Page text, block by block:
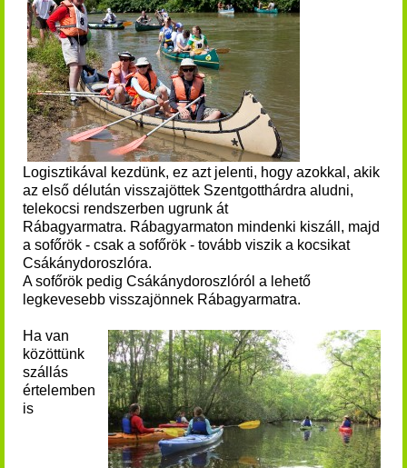
Logisztikával kezdünk, ez azt jelenti, hogy azokkal, akik
az első délután visszajöttek Szentgotthárdra aludni,
telekocsi rendszerben ugrunk át
Rábagyarmatra. Rábagyarmaton mindenki kiszáll, majd
a sofőrök - csak a sofőrök - tovább viszik a kocsikat
Csákánydoroszlóra.
A sofőrök pedig Csákánydoroszlóról a lehető
legkevesebb visszajönnek Rábagyarmatra.
Ha van
közöttünk
szállás
értelemben
is